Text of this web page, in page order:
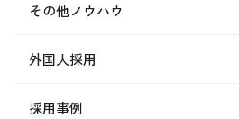
その他ノウハウ
外国人採用
採用事例